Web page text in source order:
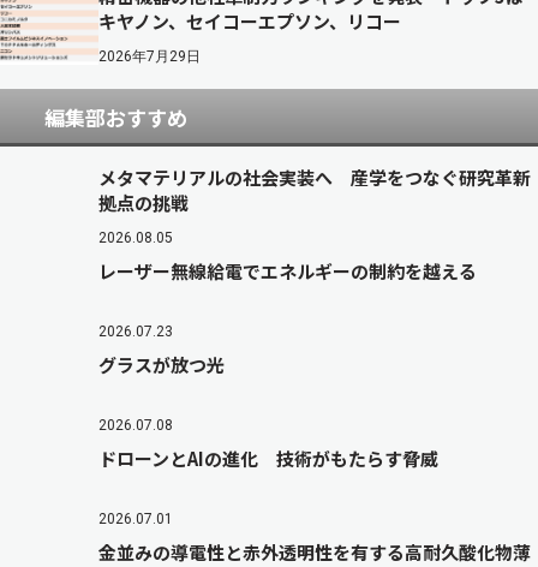
キヤノン、セイコーエプソン、リコー
2026年7月29日
編集部おすすめ
メタマテリアルの社会実装へ 産学をつなぐ研究革新
拠点の挑戦
2026.08.05
レーザー無線給電でエネルギーの制約を越える
2026.07.23
グラスが放つ光
2026.07.08
ドローンとAIの進化 技術がもたらす脅威
2026.07.01
金並みの導電性と赤外透明性を有する高耐久酸化物薄